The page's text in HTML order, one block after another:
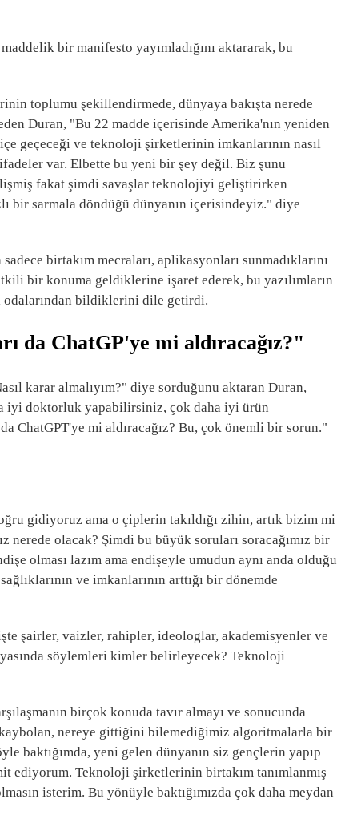
bir manifesto yayımladığını aktararak, bu
toplumu şekillendirmede, dünyaya bakışta nerede
Duran, "Bu 22 madde içerisinde Amerika'nın yeniden
geçeceği ve teknoloji şirketlerinin imkanlarının nasıl
var. Elbette bu yeni bir şey değil. Biz şunu
fakat şimdi savaşlar teknolojiyi geliştirirken
bir sarmala döndüğü dünyanın içerisindeyiz." diye
birtakım mecraları, aplikasyonları sunmadıklarını
bir konuma geldiklerine işaret ederek, bu yazılımların
odalarından bildiklerini dile getirdi.
da ChatGP'ye mi aldıracağız?"
karar almalıyım?" diye sorduğunu aktaran Duran,
iyi doktorluk yapabilirsiniz, çok daha iyi ürün
ChatGPT'ye mi aldıracağız? Bu, çok önemli bir sorun."
gidiyoruz ama o çiplerin takıldığı zihin, artık bizim mi
olacak? Şimdi bu büyük soruları soracağımız bir
olması lazım ama endişeyle umudun aynı anda olduğu
ve imkanlarının arttığı bir dönemde
şairler, vaizler, rahipler, ideologlar, akademisyenler ve
söylemleri kimler belirleyecek? Teknoloji
birçok konuda tavır almayı ve sonucunda
nereye gittiğini bilemediğimiz algoritmalarla bir
baktığımda, yeni gelen dünyanın siz gençlerin yapıp
ediyorum. Teknoloji şirketlerinin birtakım tanımlanmış
isterim. Bu yönüyle baktığımızda çok daha meydan